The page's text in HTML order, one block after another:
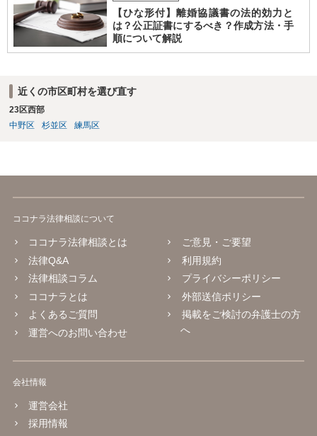
【ひな形付】離婚協議書の法的効力と
は？公正証書にするべき？作成方法・手
順について解説
近くの市区町村を選び直す
23区西部
中野区
杉並区 練馬区
ココナラ法律相談について
ココナラ法律相談とは
法律Q&A
法律相談コラム
ココナラとは
よくあるご質問
運営へのお問い合わせ
ご意見・ご要望
利用規約
プライバシーポリシー
外部送信ポリシー
掲載をご検討の弁護士の方
へ
会社情報
運営会社
採用情報